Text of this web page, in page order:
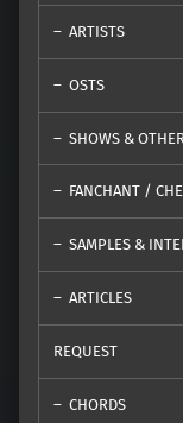
ARTISTS
OSTS
SHOWS &
FANCHANT /
SAMPLES &
ARTICLES
REQUEST
CHORDS